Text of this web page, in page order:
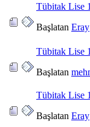
Tübitak Lise
Başlatan Eray
Tübitak Lise
Başlatan
Tübitak Lise
Başlatan Eray